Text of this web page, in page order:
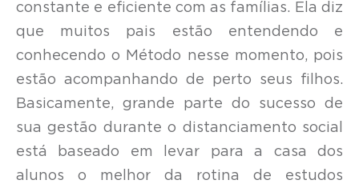
constante e eficiente com as famílias. Ela diz
que muitos pais estão entendendo e
conhecendo o Método nesse momento, pois
estão acompanhando de perto seus filhos.
Basicamente, grande parte do sucesso de
sua gestão durante o distanciamento social
está baseado em levar para a casa dos
alunos o melhor da rotina de estudos